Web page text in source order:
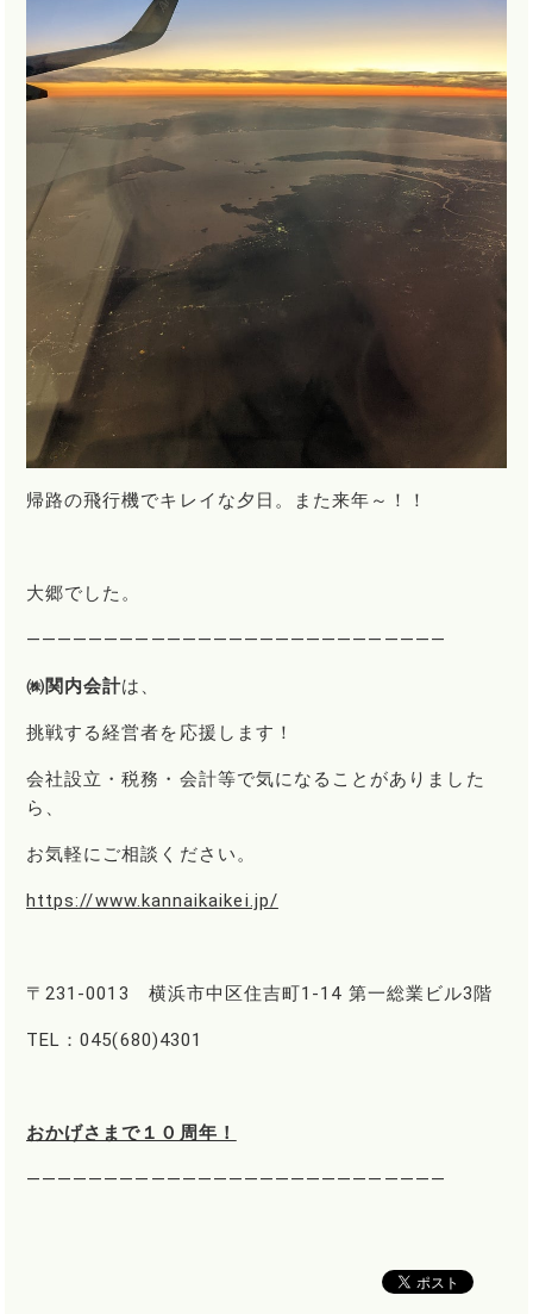
帰路の飛行機でキレイな夕日。また来年～！！
大郷でした。
―――――――――――――――――――――――――――
㈱関内会計は、
挑戦する経営者を応援します！
会社設立・税務・会計等で気になることがありました
ら、
お気軽にご相談ください。
https://www.kannaikaikei.jp/
〒231-0013 横浜市中区住吉町1-14 第一総業ビル3階
TEL：045(680)4301
おかげさまで１０周年！
―――――――――――――――――――――――――――